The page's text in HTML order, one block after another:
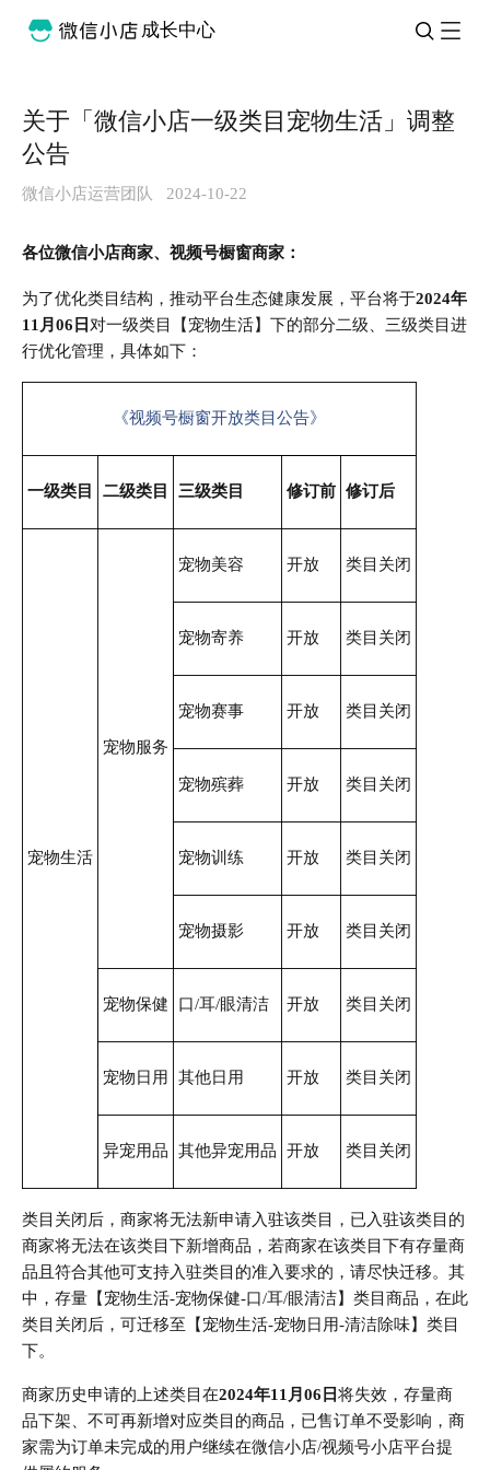
成长中心
关于「微信小店一级类目宠物生活」调整
公告
微信小店运营团队 2024-10-22
各位微信小店商家、视频号橱窗商家：
为了优化类目结构，推动平台生态健康发展，平台将于2024年
11月06日 对一级类目【宠物生活】下的部分二级、三级类目进
行优化管理，具体如下：
《视频号橱窗开放类目公告》
一级类目 二级类目 三级类目 修订前 修订后
宠物生活
宠物服务
宠物美容 开放 类目关闭
宠物寄养 开放 类目关闭
宠物赛事 开放 类目关闭
宠物殡葬 开放 类目关闭
宠物训练 开放 类目关闭
宠物摄影 开放 类目关闭
宠物保健 口/耳/眼清洁 开放 类目关闭
宠物日用 其他日用 开放 类目关闭
异宠用品 其他异宠用品 开放 类目关闭
类目关闭后，商家将无法新申请入驻该类目，已入驻该类目的
商家将无法在该类目下新增商品，若商家在该类目下有存量商
品且符合其他可支持入驻类目的准入要求的，请尽快迁移。其
中，存量【宠物生活-宠物保健-口/耳/眼清洁】类目商品，在此
类目关闭后，可迁移至【宠物生活-宠物日用-清洁除味】类目
下。
商家历史申请的上述类目在2024年11月06日将失效，存量商
品下架、不可再新增对应类目的商品，已售订单不受影响，商
家需为订单未完成的用户继续在微信小店/视频号小店平台提